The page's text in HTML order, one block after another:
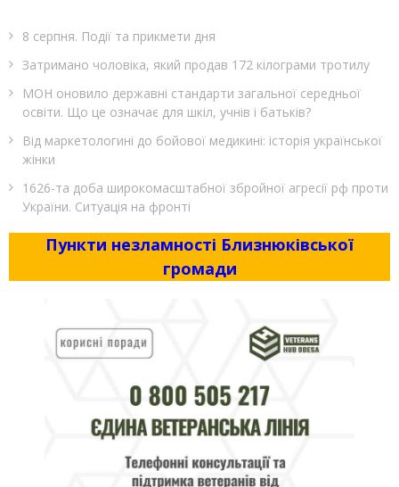
8 серпня. Події та прикмети дня
Затримано чоловіка, який продав 172 кілограми тротилу
МОН оновило державні стандарти загальної середньої
освіти. Що це означає для шкіл, учнів і батьків?
Від маркетологині до бойової медикині: історія української
жінки
1626-та доба широкомасштабної збройної агресії рф проти
України. Ситуація на фронті
Пункти незламності Близнюківської
громади